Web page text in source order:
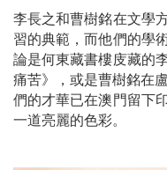
李長之和曹樹銘在文學
習的典範，而他們的學
論是何東藏書樓庋藏的
痛苦》，或是曹樹銘在
們的才華已在澳門留下
一道亮麗的色彩。